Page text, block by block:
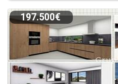
197.500€